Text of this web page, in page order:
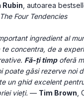
Rubin , autoarea
The Four Tendencies
ingredient al
concentra, de a
Fă-ți timp oferă
poate găsi rezerve noi
un ghid excelent
vieți. — Tim Brown ,